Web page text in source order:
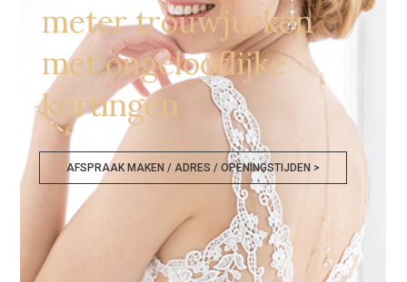
meter trouwjurken
met ongelooflijke
kortingen
AFSPRAAK MAKEN / ADRES / OPENINGSTIJDEN >